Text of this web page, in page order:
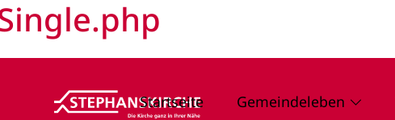
Startseite Gemeindeleben